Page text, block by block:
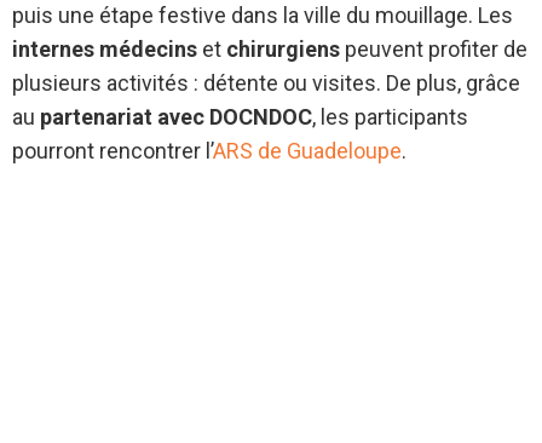
puis une étape festive dans la ville du mouillage. Les
internes médecins et chirurgiens peuvent profiter de
plusieurs activités : détente ou visites. De plus, grâce
au partenariat avec DOCNDOC, les participants
pourront rencontrer l’ARS de Guadeloupe.